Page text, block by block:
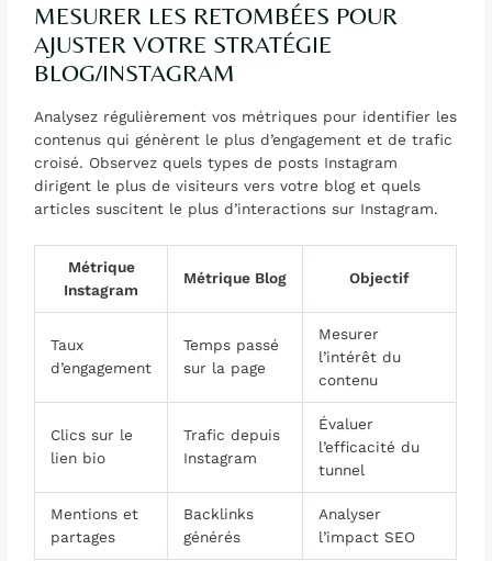
MESURER LES RETOMBÉES POUR
AJUSTER VOTRE STRATÉGIE
BLOG/INSTAGRAM
Analysez régulièrement vos métriques pour identifier les
contenus qui génèrent le plus d’engagement et de trafic
croisé. Observez quels types de posts Instagram
dirigent le plus de visiteurs vers votre blog et quels
articles suscitent le plus d’interactions sur Instagram.
Métrique
Instagram
Métrique Blog Objectif
Taux
d’engagement
Temps passé
sur la page
Mesurer
l’intérêt du
contenu
Clics sur le
lien bio
Trafic depuis
Instagram
Évaluer
l’efficacité du
tunnel
Mentions et
partages
Backlinks
générés
Analyser
l’impact SEO